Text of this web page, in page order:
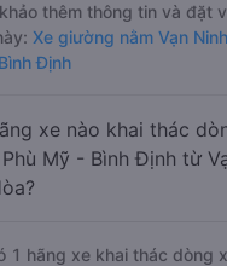
thêm thông tin và đặt
Xe giường nằm Vạn
Định
xe nào khai thác
Mỹ - Bình Định từ
1 hãng xe khai thác dòng